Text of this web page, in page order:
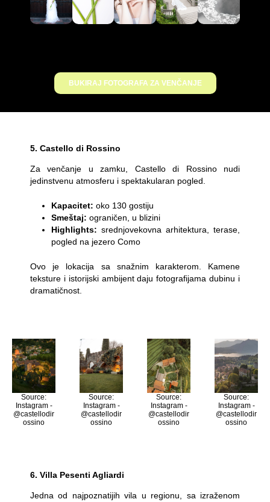
BUKIRAJ FOTOGRAFA ZA VENČANJE
5. Castello di Rossino
Za venčanje u zamku, Castello di Rossino nudi
jedinstvenu atmosferu i spektakularan pogled.
Kapacitet: oko 130 gostiju
Smeštaj: ograničen, u blizini
Highlights: srednjovekovna arhitektura, terase,
pogled na jezero Como
Ovo je lokacija sa snažnim karakterom. Kamene
teksture i istorijski ambijent daju fotografijama dubinu i
dramatičnost.
Source:
Instagram -
@castellodir
ossino
Source:
Instagram -
@castellodir
ossino
Source:
Instagram -
@castellodir
ossino
Source:
Instagram -
@castellodir
ossino
6. Villa Pesenti Agliardi
Jedna od najpoznatijih vila u regionu, sa izraženom